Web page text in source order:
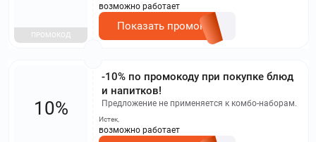
ПРОМОКОД
возможно работает
Показать промокод
-10% по промокоду при покупке блюд
и напитков!
Предложение не применяется к комбо-наборам.
10%
Истек,
возможно работает